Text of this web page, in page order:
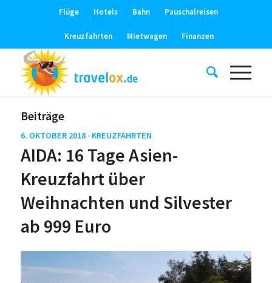
Flüge Hotels Bahn Pauschalreisen
Kreuzfahrten Mietwagen Finanzen
Beiträge
6. OKTOBER 2018 · KREUZFAHRTEN
AIDA: 16 Tage Asien-
Kreuzfahrt über
Weihnachten und Silvester
ab 999 Euro